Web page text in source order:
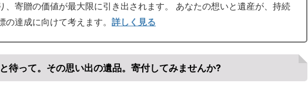
、寄贈の価値が最大限に引き出されます。 あなたの想いと遺産が、持続
の達成に向けて考えます。 詳しく見る
と待って。その思い出の遺品。寄付してみませんか?